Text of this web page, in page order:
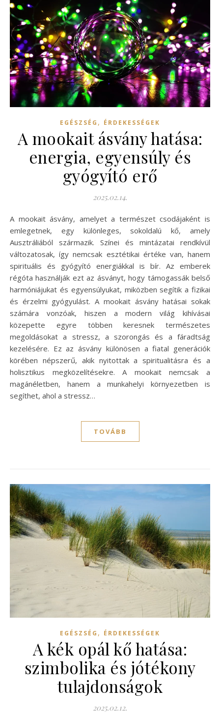
EGÉSZSÉG , ÉRDEKESSÉGEK
A mookait ásvány hatása:
energia, egyensúly és
gyógyító erő
2025.02.14.
A mookait ásvány, amelyet a természet csodájaként is
emlegetnek, egy különleges, sokoldalú kő, amely
Ausztráliából származik. Színei és mintázatai rendkívül
változatosak, így nemcsak esztétikai értéke van, hanem
spirituális és gyógyító energiákkal is bír. Az emberek
régóta használják ezt az ásványt, hogy támogassák belső
harmóniájukat és egyensúlyukat, miközben segítik a fizikai
és érzelmi gyógyulást. A mookait ásvány hatásai sokak
számára vonzóak, hiszen a modern világ kihívásai
közepette egyre többen keresnek természetes
megoldásokat a stressz, a szorongás és a fáradtság
kezelésére. Ez az ásvány különösen a fiatal generációk
körében népszerű, akik nyitottak a spiritualitásra és a
holisztikus megközelítésekre. A mookait nemcsak a
magánéletben, hanem a munkahelyi környezetben is
segíthet, ahol a stressz…
TOVÁBB
EGÉSZSÉG , ÉRDEKESSÉGEK
A kék opál kő hatása:
szimbolika és jótékony
tulajdonságok
2025.02.12.